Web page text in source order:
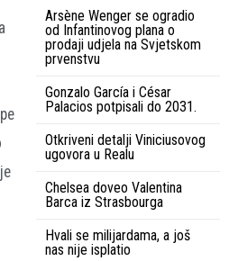
Arsène Wenger se ogradio
od Infantinovog plana o
prodaji udjela na Svjetskom
prvenstvu
Gonzalo García i César
Palacios potpisali do 2031.
Otkriveni detalji Viniciusovog
ugovora u Realu
Chelsea doveo Valentina
Barca iz Strasbourga
Hvali se milijardama, a još
nas nije isplatio